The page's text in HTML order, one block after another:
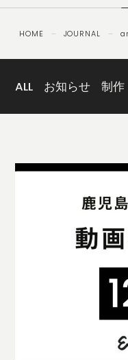
CREATIVE
IDENTITY
ABOUT
US
COMPANY
OTHERS
PRIVACY
SECURITY
HOME － JOURNAL －
ALL お知らせ 制作